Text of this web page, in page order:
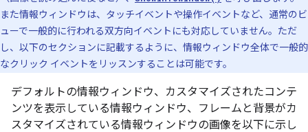
また情報ウィンドウは、タッチイベントや操作イベントなど、通常のビ
ューで一般的に行われる双方向イベントにも対応していません。ただ
し、以下のセクションに記載するように、情報ウィンドウ全体で一般的
なクリック イベントをリッスンすることは可能です。
デフォルトの情報ウィンドウ、カスタマイズされたコンテ
ンツを表示している情報ウィンドウ、フレームと背景がカ
スタマイズされている情報ウィンドウの画像を以下に示し